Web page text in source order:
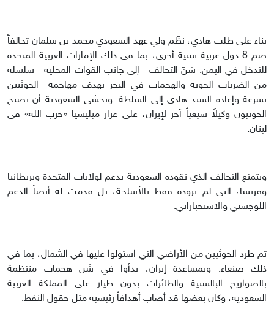
بناء على طلب هادي، نظّم ولي عهد السعودي محمد بن سلمان تحالفاً
ضم 8 دول عربية سنية أخرى، بما في ذلك الإمارات العربية المتحدة
للتدخل في اليمن. شنّ التحالف - إلى جانب القوات المحلية - سلسلة
من الضربات الجوية والهجمات في البحر بهدف مهاجمة الحوثيين
بسرعة وإعادة السيد هادي إلى السلطة. وتخشى السعودية أن يصبح
الحوثيون وكيلاً شيعياً آخر لإيران، على غرار ميليشيا «حزب الله» في
لبنان.
ويتمتع التحالف الذي تقوده السعودية بدعم لولايات المتحدة وبريطانيا
وفرنسا، التي لم تزوده فقط بالأسلحة، بل قدمت له أيضاً الدعم
اللوجستي والاستخباراتي.
تم طرد الحوثيين من الأراضي التي استولوا عليها في الشمال، بما في
ذلك صنعاء. وبمساعدة إيران، بدأوا في شن هجمات منتظمة
بالصواريخ البالستية والطائرات بدون طيار على المملكة العربية
السعودية، وكان بعضها قد أصاب أهدافاً رئيسية مثل حقول النفط.